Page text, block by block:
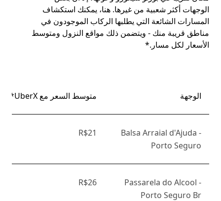
الوجهات أكثر شعبية من غيرها. هنا، يمكنك استكشاف
المسارات الشائعة التي يطلبها الركاب الموجودون في
مناطق قريبة منك - ويتضمن ذلك مواقع النزول ومتوسط
الأسعار لكل مسار.*
الوجهة متوسط السعر مع UberX*
Balsa Arraial d'Ajuda -
Porto Seguro
R$21
Passarela do Alcool -
Porto Seguro Br
R$26